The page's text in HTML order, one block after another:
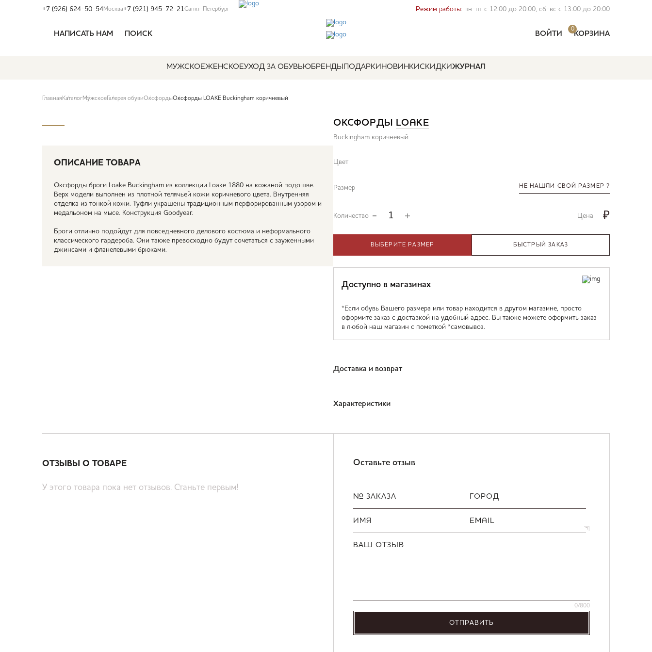
+7 (926) 624-50-54Москва+7 (921) 945-72-21Санкт-Петербург Режим работы: пн-пт с 12:00 до 20:00, сб-вс с 13:00 до 20:00
НАПИСАТЬ НАМ ПОИСК ВОЙТИ
0
КОРЗИНА
МУЖСКОЕЖЕНСКОЕУХОД ЗА ОБУВЬЮБРЕНДЫ ПОДАРКИ НОВИНКИСКИДКИЖУРНАЛ
Главная КаталогМужское Галерея обувиОксфордыОксфорды LOAKE Buckingham коричневый
ОПИСАНИЕ ТОВАРА
Оксфорды броги Loake Buckingham из коллекции Loake 1880 на кожаной подошве.
Верх модели выполнен из плотной телячьей кожи коричневого цвета. Внутренняя
отделка из тонкой кожи. Туфли украшены традиционным перфорированным узором и
медальоном на мысе. Конструкция Goodyear.
Броги отлично подойдут для повседневного делового костюма и неформального
классического гардероба. Они также превосходно будут сочетаться с зауженными
джинсами и фланелевыми брюками.
ОКСФОРДЫ LOAKE
Buckingham коричневый
Цвет
Размер НЕ НАШЛИ СВОЙ РАЗМЕР ?
Количество Цена ₽
ВЫБЕРИТЕ РАЗМЕР БЫСТРЫЙ ЗАКАЗ
Доступно в магазинах
*Если обувь Вашего размера или товар находится в другом магазине, просто
оформите заказ с доставкой на удобный адрес. Вы также можете оформить заказ
в любой наш магазин с пометкой *самовывоз.
Доставка и возврат
Характеристики
ОТЗЫВЫ О ТОВАРЕ
У этого товара пока нет отзывов. Станьте первым!
Оставьте отзыв
№ ЗАКАЗА ГОРОД
ИМЯ EMAIL
ВАШ ОТЗЫВ
0/800
ОТПРАВИТЬ